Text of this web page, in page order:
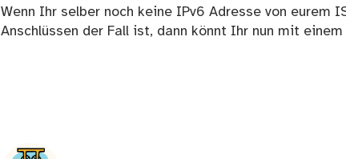
Wenn Ihr selber noch keine IPv6 Adresse von eurem
Anschlüssen der Fall ist, dann könnt Ihr nun mit